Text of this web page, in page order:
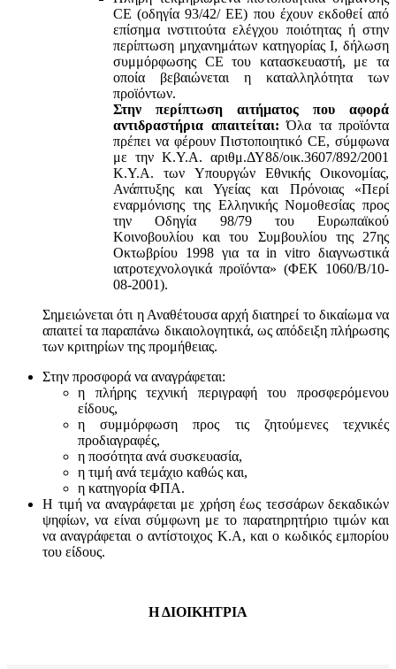
CE (οδηγία 93/42/ ΕΕ) που έχουν εκδοθεί από
επίσημα ινστιτούτα ελέγχου ποιότητας ή στην
περίπτωση μηχανημάτων κατηγορίας Ι, δήλωση
συμμόρφωσης CE του κατασκευαστή, με τα
οποία βεβαιώνεται η καταλληλότητα των
προϊόντων.
Στην περίπτωση αιτήματος που αφορά
αντιδραστήρια απαιτείται: Όλα τα προϊόντα
πρέπει να φέρουν Πιστοποιητικό CE, σύμφωνα
με την Κ.Υ.Α. αριθμ.ΔΥ8δ/οικ.3607/892/2001
Κ.Υ.Α. των Υπουργών Εθνικής Οικονομίας,
Ανάπτυξης και Υγείας και Πρόνοιας «Περί
εναρμόνισης της Ελληνικής Νομοθεσίας προς
την Οδηγία 98/79 του Ευρωπαϊκού
Κοινοβουλίου και του Συμβουλίου της 27ης
Οκτωβρίου 1998 για τα in vitro διαγνωστικά
ιατροτεχνολογικά προϊόντα» (ΦΕΚ 1060/Β/10-
08-2001).
Σημειώνεται ότι η Αναθέτουσα αρχή διατηρεί το δικαίωμα να
απαιτεί τα παραπάνω δικαιολογητικά, ως απόδειξη πλήρωσης
των κριτηρίων της προμήθειας.
Στην προσφορά να αναγράφεται:
η πλήρης τεχνική περιγραφή του προσφερόμενου
είδους,
η συμμόρφωση προς τις ζητούμενες τεχνικές
προδιαγραφές,
η ποσότητα ανά συσκευασία,
η τιμή ανά τεμάχιο καθώς και,
η κατηγορία ΦΠΑ.
Η τιμή να αναγράφεται με χρήση έως τεσσάρων δεκαδικών
ψηφίων, να είναι σύμφωνη με το παρατηρητήριο τιμών και
να αναγράφεται ο αντίστοιχος Κ.Α, και ο κωδικός εμπορίου
του είδους.
Η ΔΙΟΙΚΗΤΡΙΑ